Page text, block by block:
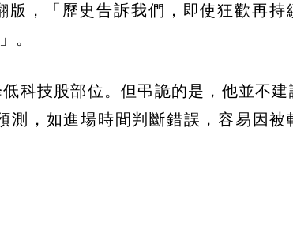
，「歷史告訴我們，即使狂歡再持
。
科技股部位。但弔詭的是，他並不建
，如進場時間判斷錯誤，容易因被